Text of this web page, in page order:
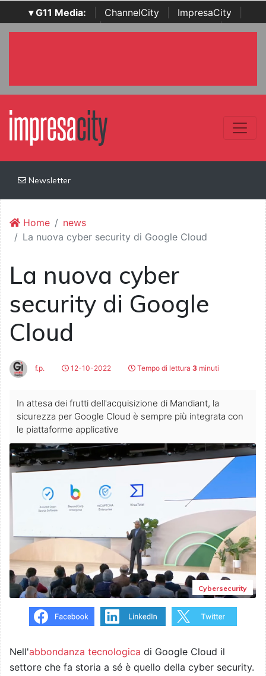
▾ G11 Media: ChannelCity ImpresaCity
SecurityOpenLab | Italian Channel Awards | Italian
Newsletter
Home
news
La nuova cyber security di Google Cloud
La nuova cyber
security di Google
Cloud
f.p. 12-10-2022 Tempo di lettura 3 minuti
In attesa dei frutti dell'acquisizione di Mandiant, la
sicurezza per Google Cloud è sempre più integrata con
le piattaforme applicative
Cybersecurity
Nell'abbondanza tecnologica di Google Cloud il
settore che fa storia a sé è quello della cyber security.